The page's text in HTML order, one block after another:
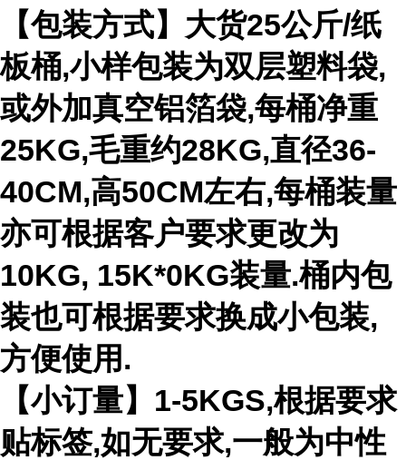
【包装方式】大货25公斤/纸
板桶,小样包装为双层塑料袋,
或外加真空铝箔袋,每桶净重
25KG,毛重约28KG,直径36-
40CM,高50CM左右,每桶装量
亦可根据客户要求更改为
10KG, 15K*0KG装量.桶内包
装也可根据要求换成小包装,
方便使用.
【小订量】1-5KGS,根据要求
贴标签,如无要求,一般为中性